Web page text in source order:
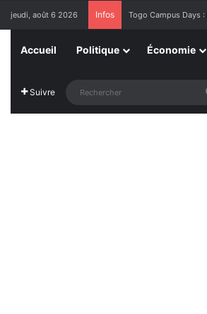
jeudi, août 6 2026 Infos 1ère Édition des
Accueil Politique Économie
Suivre